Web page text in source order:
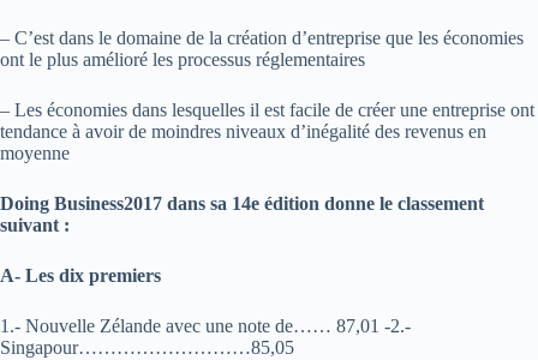
– C’est dans le domaine de la création d’entreprise que les économies
ont le plus amélioré les processus réglementaires
– Les économies dans lesquelles il est facile de créer une entreprise ont
tendance à avoir de moindres niveaux d’inégalité des revenus en
moyenne
Doing Business2017 dans sa 14e édition donne le classement
suivant :
A- Les dix premiers
1.- Nouvelle Zélande avec une note de…… 87,01 -2.-
Singapour………………………85,05